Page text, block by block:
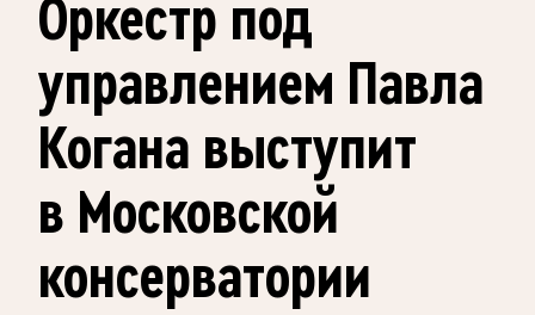
Оркестр под
управлением Павла
Когана выступит
в Московской
консерватории